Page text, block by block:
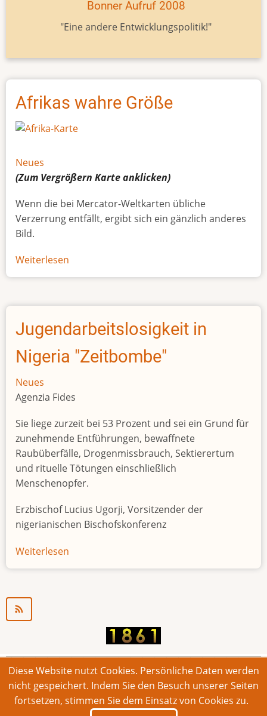
Bonner Aufruf 2008
"Eine andere Entwicklungspolitik!"
Afrikas wahre Größe
Neues
(Zum Vergrößern Karteanklicken)
Wenn die bei Mercator-Weltkarten übliche
Verzerrung entfällt, ergibt sich ein gänzlich anderes
Bild.
Weiterlesen
Afrikas
Größe
Jugendarbeitslosigkeit in
Nigeria "Zeitbombe"
Neues
Agenzia Fides
Sie liege zurzeit bei 53 Prozent und sei ein Grund für
zunehmende Entführungen, bewaffnete
Raubüberfälle, Drogenmissbrauch, Sektierertum
und rituelle Tötungen einschließlich
Menschenopfer.
Erzbischof Lucius Ugorji, Vorsitzender der
nigerianischen Bischofskonferenz
Weiterlesen
Jugendarbeitslosigkeit
© 2026 Bonner Aufruf. Alle Rechte vorbehalten.
Footer
Impressum Kontakt Intern
Diese Website nutzt Cookies. Persönliche Daten werden
nicht gespeichert. Indem Sie den Besuch unserer Seiten
fortsetzen, stimmen Sie dem Einsatz von Cookies zu.